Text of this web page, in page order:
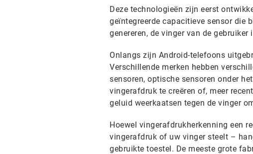
Deze technologieën zijn eerst
geïntegreerde capacitieve sensor die
genereren, de vinger van de
Onlangs zijn Android-telefoons
Verschillende merken hebben
sensoren, optische sensoren onder
vingerafdruk te creëren of, meer
geluid weerkaatsen tegen de vinger
Hoewel vingerafdrukherkenning een
vingerafdruk of uw vinger steelt –
gebruikte toestel. De meeste grote